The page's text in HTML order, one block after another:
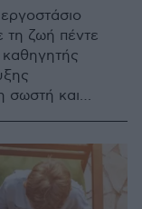
τη ζωή πέντε
σωστή και
σοβαρών